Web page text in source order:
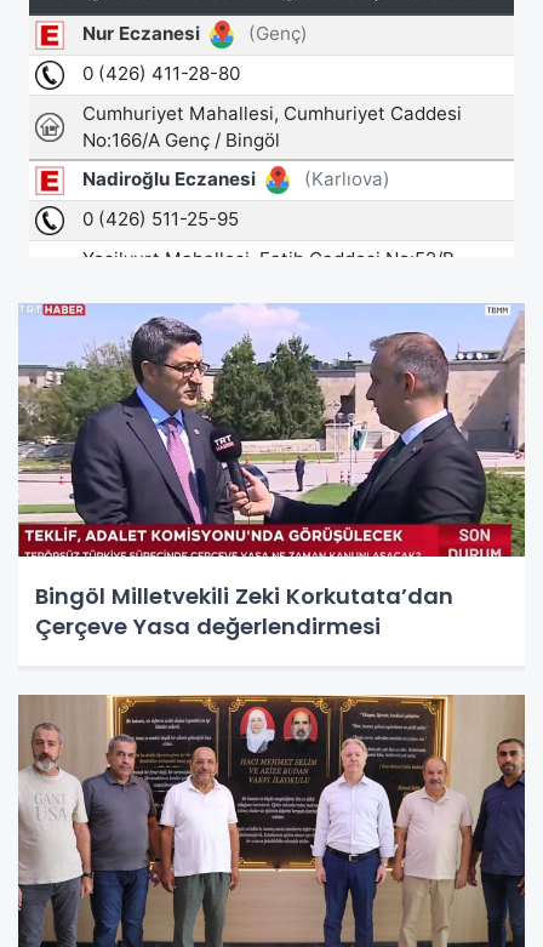
Bingöl Milletvekili Zeki Korkutata’dan
Çerçeve Yasa değerlendirmesi